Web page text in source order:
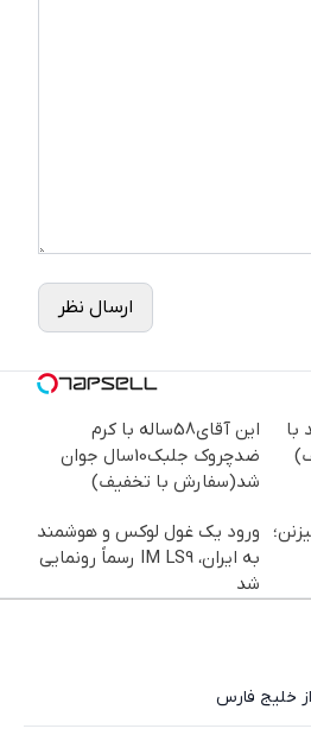
ارسال نظر
این آقای58ساله با کرم
ضدچروک جلبک10سال جوان
شد(سفارش با تخفیف)
ورود یک غول لوکس و هوشمند
به ایران، IM LS9 رسماً رونمایی
شد
از خلیج فارس